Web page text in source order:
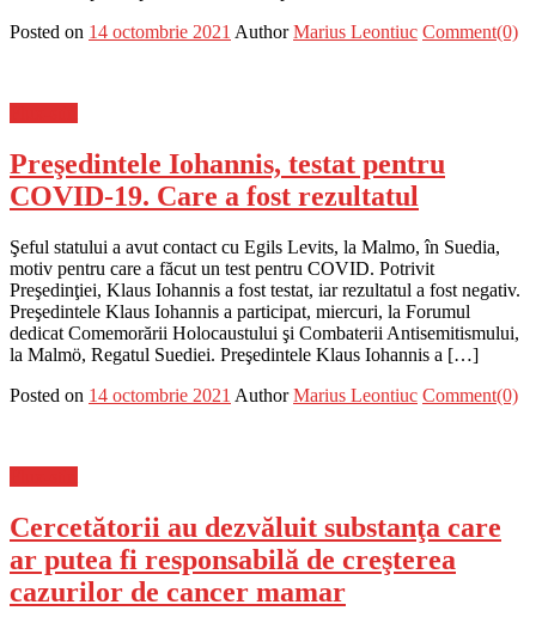
Posted on 14 octombrie 2021 Author Marius Leontiuc Comment(0)
Preşedintele Iohannis, testat pentru
COVID-19. Care a fost rezultatul
Şeful statului a avut contact cu Egils Levits, la Malmo, în Suedia,
motiv pentru care a făcut un test pentru COVID. Potrivit
Preşedinţiei, Klaus Iohannis a fost testat, iar rezultatul a fost negativ.
Preşedintele Klaus Iohannis a participat, miercuri, la Forumul
dedicat Comemorării Holocaustului şi Combaterii Antisemitismului,
la Malmö, Regatul Suediei. Preşedintele Klaus Iohannis a […]
Posted on 14 octombrie 2021 Author Marius Leontiuc Comment(0)
Cercetătorii au dezvăluit substanţa care
ar putea fi responsabilă de creşterea
cazurilor de cancer mamar